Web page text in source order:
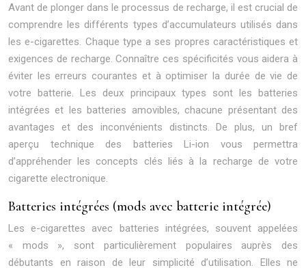
Avant de plonger dans le processus de recharge, il est crucial de
comprendre les différents types d’accumulateurs utilisés dans
les e-cigarettes. Chaque type a ses propres caractéristiques et
exigences de recharge. Connaître ces spécificités vous aidera à
éviter les erreurs courantes et à optimiser la durée de vie de
votre batterie. Les deux principaux types sont les batteries
intégrées et les batteries amovibles, chacune présentant des
avantages et des inconvénients distincts. De plus, un bref
aperçu technique des batteries Li-ion vous permettra
d’appréhender les concepts clés liés à la recharge de votre
cigarette electronique.
Batteries intégrées (mods avec batterie intégrée)
Les e-cigarettes avec batteries intégrées, souvent appelées
« mods », sont particulièrement populaires auprès des
débutants en raison de leur simplicité d’utilisation. Elles ne